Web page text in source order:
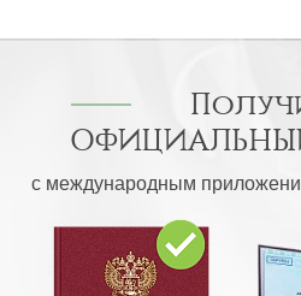
с международным